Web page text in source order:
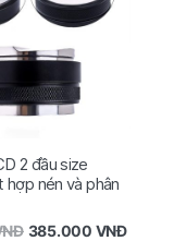
2 đầu size
hợp nén và phân
385.000 VNĐ